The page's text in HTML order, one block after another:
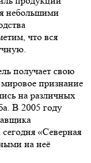
небольшими
что вся
получает свою
признание
на различных
В 2005 году
«Северная
на неё